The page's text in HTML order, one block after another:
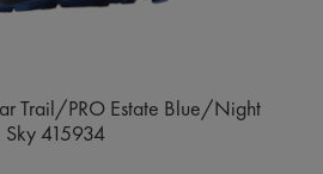
Trail/PRO Estate Blue/Night
Sky 415934